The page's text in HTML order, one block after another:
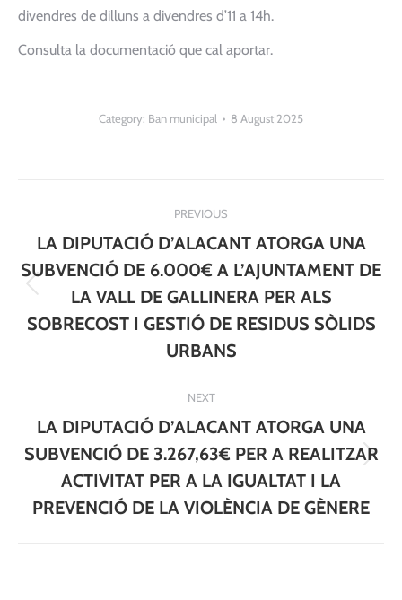
divendres de dilluns a divendres d’11 a 14h.
Consulta la documentació que cal aportar.
Category: Ban municipal 8 August 2025
navigation
PREVIOUS
Previous
post:
LA DIPUTACIÓ D’ALACANT ATORGA UNA
SUBVENCIÓ DE 6.000€ A L’AJUNTAMENT DE
LA VALL DE GALLINERA PER ALS
SOBRECOST I GESTIÓ DE RESIDUS SÒLIDS
URBANS
NEXT
Next
post:
LA DIPUTACIÓ D’ALACANT ATORGA UNA
SUBVENCIÓ DE 3.267,63€ PER A REALITZAR
ACTIVITAT PER A LA IGUALTAT I LA
PREVENCIÓ DE LA VIOLÈNCIA DE GÈNERE